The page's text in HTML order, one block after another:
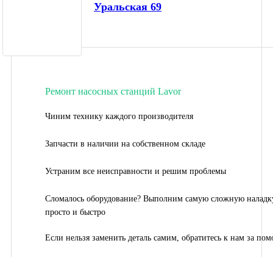
Уральская 69
Ремонт насосных станций Lavor
Чиним технику каждого производителя
Запчасти в наличии на собственном складе
Устраним все неисправности и решим проблемы
Сломалось оборудование? Выполним самую сложную
просто и быстро
Если нельзя заменить деталь самим, обратитесь к нам за